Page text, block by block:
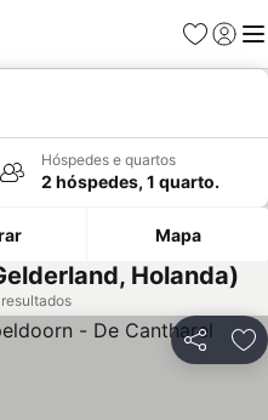
Favoritos
Iniciar
Hóspedes e quartos
2 hóspedes, 1 quarto.
Mapa
Holanda)
Partilhar